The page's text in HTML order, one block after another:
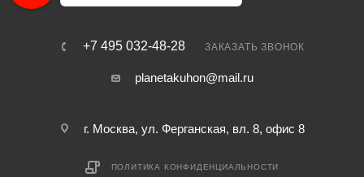
+7 495 032-48-28 ЗАКАЗАТЬ ЗВОНОК
planetakuhon@mail.ru
г. Москва, ул. Ферганская, вл. 8, офис 8
ПОЛИТИКА КОНФИДЕНЦИАЛЬНОСТИ